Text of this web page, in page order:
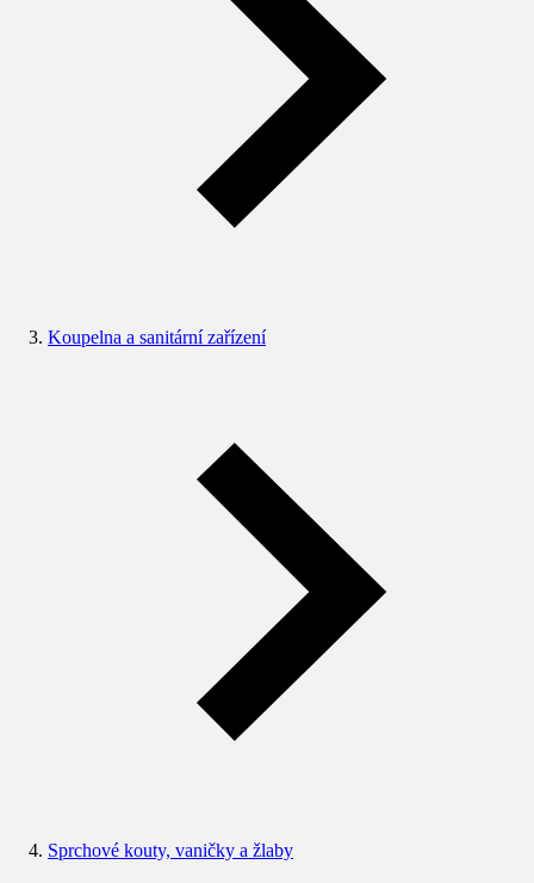
Koupelna a sanitární zařízení
Sprchové kouty, vaničky a žlaby